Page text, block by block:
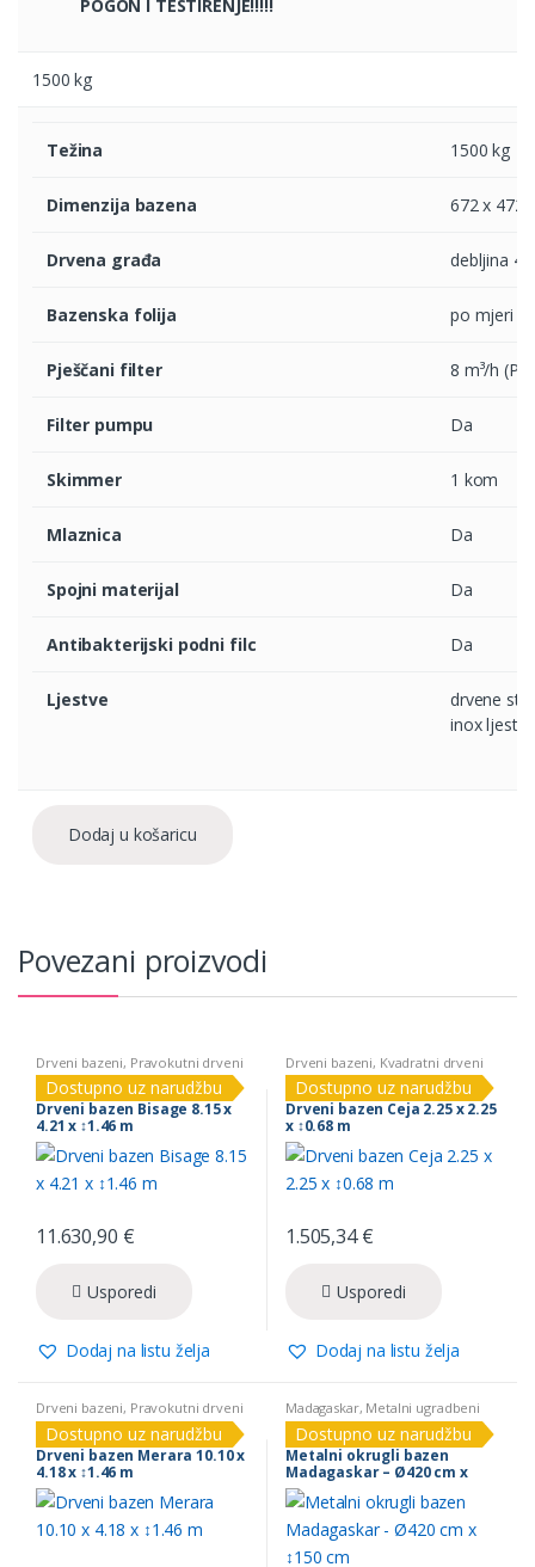
POGON I TESTIRENJE!!!!!
1500 kg
Težina 1500 kg
Dimenzija bazena 672 x 472
Drvena građa debljina
Bazenska folija po mjeri
Pješčani filter 8 m³/h
Filter pumpu Da
Skimmer 1 kom
Mlaznica Da
Spojni materijal Da
Antibakterijski podni filc Da
Ljestve
drvene
inox
Dodaj u košaricu
Povezani proizvodi
Drveni bazeni, Pravokutni drveni
bazeni
Dostupno uz narudžbu
Drveni bazen Bisage 8.15 x
4.21 x ↕1.46 m
11.630,90 €
Usporedi
Dodaj na listu želja
Drveni bazeni, Kvadratni drveni
bazeni
Dostupno uz narudžbu
Drveni bazen Ceja 2.25 x 2.25
x ↕0.68 m
1.505,34€
Usporedi
Dodaj na listu želja
Drveni bazeni, Pravokutni drveni
bazeni
Dostupno uz narudžbu
Drveni bazen Merara 10.10 x
4.18 x ↕1.46 m
Madagaskar, Metalni ugradbeni
bazeni
Dostupno uz narudžbu
Metalni okrugli bazen
Madagaskar – Ø420 cm x
↕150 cm